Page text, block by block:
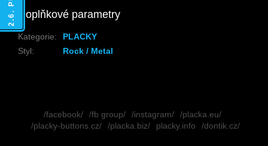
Doplňkové parametry
Kategorie:
PLACKY
Styl: Rock / Metal
/facebook/ /fb group/ /instagram/
/placka.eu/
/placky-buttons.cz/
/placka.biz/ placky.info /dontik.cz/